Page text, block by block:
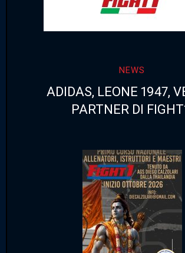
NEWS
ADIDAS, LEONE 1947,
PARTNER DI